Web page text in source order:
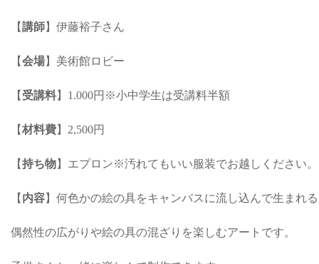
【講師】伊藤裕子さん
【会場】美術館ロビー
【 受講料】1.000円※小中学生は受講料半額
【材料費】2,500円
【持ち物】エプロン※汚れてもいい服装でお越しください。
【 内容】何色かの絵の具をキャンバスに流し込んで生まれる
偶然性の広がりや絵の具の混ざりを楽しむアートです。